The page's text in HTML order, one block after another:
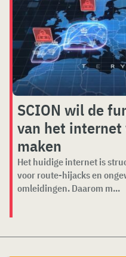
SCION wil de
van het
maken
Het huidige internet is
voor route-hijacks en
omleidingen. Daarom m...